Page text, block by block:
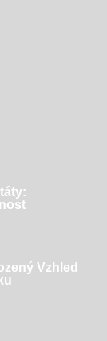
Vzhled